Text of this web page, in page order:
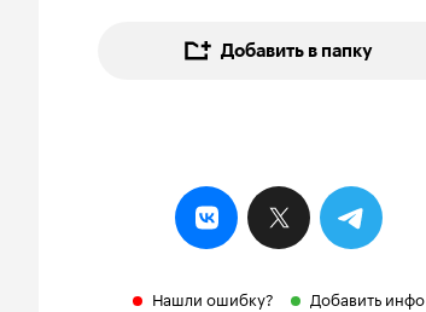
Добавить в папку
Нашли ошибку? Добавить инфо